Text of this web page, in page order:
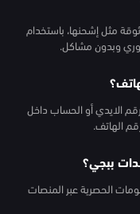
مثل إشحنها، باستخدام
وبدون مشاكل.
الايدي أو الحساب داخل
الهاتف.
ببجي؟
الحصرية عبر المنصات